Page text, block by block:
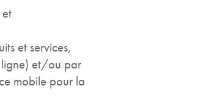
et services,
ligne) et/ou par
mobile pour la